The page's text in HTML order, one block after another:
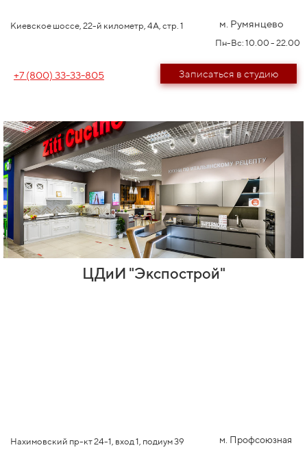
Киевское шоссе, 22-й километр, 4А, стр. 1 м. Румянцево
Пн-Вс: 10.00 - 22.00
+7 (800) 33-33-805 Записаться в студию
ЦДиИ "Экспострой"
Нахимовский пр-кт 24-1, вход 1, подиум 39 м. Профсоюзная